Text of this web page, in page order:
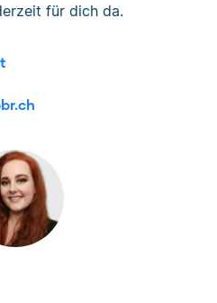
für dich da.